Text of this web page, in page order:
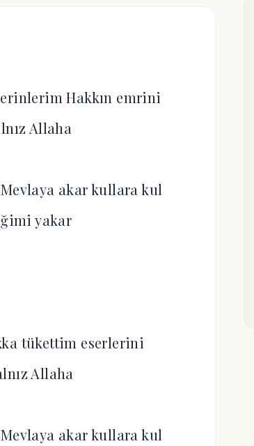
Hakkın emrini
Allaha
akar kullara kul
yakar
tükettim eserlerini
Allaha
akar kullara kul